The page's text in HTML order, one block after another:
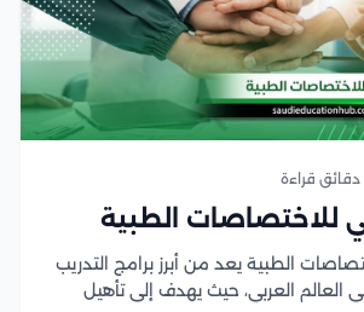
للاختصاصات الطبية
الطبية يعد من أبرز برامج التدريب
العالم العربي، حيث يهدف إلى تأهيل